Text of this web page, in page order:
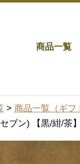
商品一覧
> 商品一覧（ギフ
ブン) 【黒/紺/茶